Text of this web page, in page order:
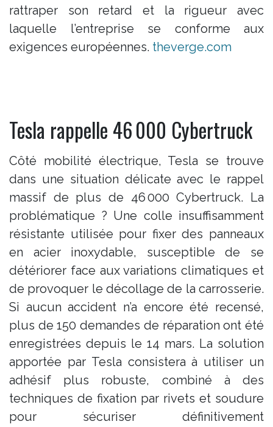
rattraper son retard et la rigueur avec
laquelle l’entreprise se conforme aux
exigences européennes. theverge.com
Tesla rappelle 46 000 Cybertruck
Côté mobilité électrique, Tesla se trouve
dans une situation délicate avec le rappel
massif de plus de 46 000 Cybertruck. La
problématique ? Une colle insuffisamment
résistante utilisée pour fixer des panneaux
en acier inoxydable, susceptible de se
détériorer face aux variations climatiques et
de provoquer le décollage de la carrosserie.
Si aucun accident n’a encore été recensé,
plus de 150 demandes de réparation ont été
enregistrées depuis le 14 mars. La solution
apportée par Tesla consistera à utiliser un
adhésif plus robuste, combiné à des
techniques de fixation par rivets et soudure
pour sécuriser définitivement